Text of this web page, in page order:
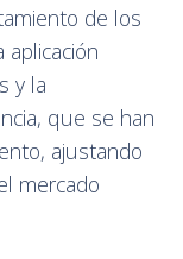
de los
aplicación
y la
que se han
ajustando
mercado